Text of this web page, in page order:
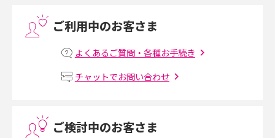
プリペイドSIMとは？種類やメリット・デメリット、利用までの流れを解説
Threads（スレッズ）とは？主な機能や登録方法、投稿の仕方を解説
ご利用中のお客さま
よくあるご質問・各種お手続き
チャットでお問い合わせ
ご検討中のお客さま